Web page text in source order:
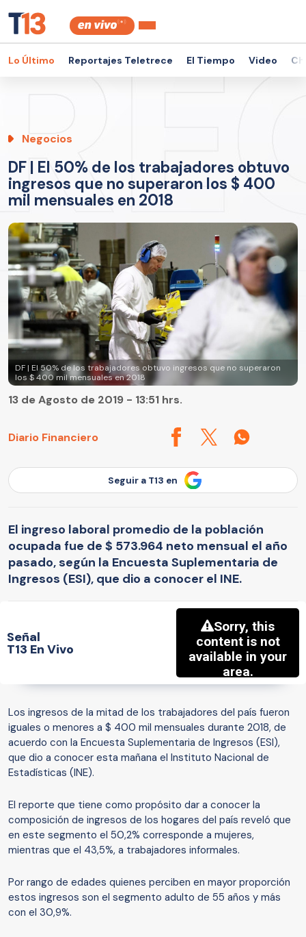
Lo Último Reportajes Teletrece El Tiempo Video
Negocios
DF | El 50% de los trabajadores obtuvo
ingresos que no superaron los $ 400
mil mensuales en 2018
DF | El 50% de los trabajadores obtuvo ingresos que no superaron
los $ 400 mil mensuales en 2018
Diario Financiero
13 de Agosto de 2019 - 13:51 hrs.
Seguir a T13 en
El ingreso laboral promedio de la población
ocupada fue de $ 573.964 neto mensual el año
pasado, según la Encuesta Suplementaria de
Ingresos (ESI), que dio a conocer el INE.
Señal
T13 En Vivo
Los ingresos de la mitad de los trabajadores del país fueron
iguales o menores a $ 400 mil mensuales durante 2018, de
acuerdo con la Encuesta Suplementaria de Ingresos (ESI),
que dio a conocer esta mañana el Instituto Nacional de
Estadísticas (INE).
El reporte que tiene como propósito dar a conocer la
composición de ingresos de los hogares del país reveló que
en este segmento el 50,2% corresponde a mujeres,
mientras que el 43,5%, a trabajadores informales.
Por rango de edades quienes perciben en mayor proporción
estos ingresos son el segmento adulto de 55 años y más
con el 30,9%.